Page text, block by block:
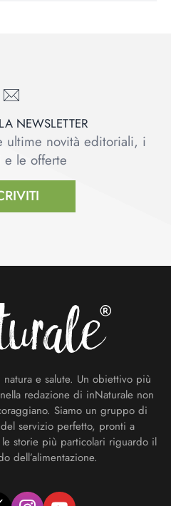
NEWSLETTER
ultime novità editoriali, i
le offerte
e salute. Un obiettivo più
redazione di inNaturale non
Siamo un gruppo di
servizio perfetto, pronti a
storie più particolari riguardo il
dell’alimentazione.